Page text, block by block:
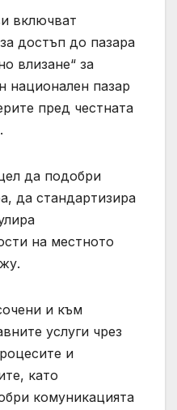
включват
достъп до пазара
влизане“ за
национален пазар
пред честната
да подобри
да стандартизира
на местното
и към
услуги чрез
и
като
комуникацията